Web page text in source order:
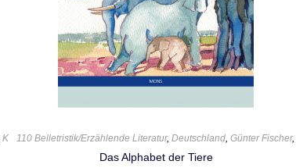
Kinderbuch,Klaus Päkel,Sprachlabor, Tiere
110 Belletristik/Erzählende Literatur,Deutschland,Günter Fischer
Das Alphabet der Tiere